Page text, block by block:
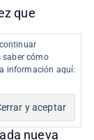
que
siguientes
nueva
saber cómo
información aquí: